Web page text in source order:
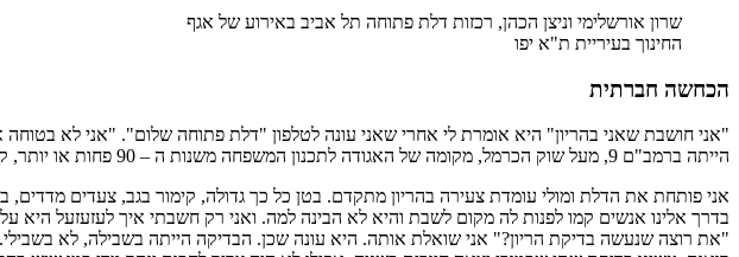
שרון אורשלימי וניצן הכהן, רכזות דלת פתוחה תל אביב באירוע של אגף
החינוך בעיריית ת"א יפו
הכחשה חברתית
"אני חושבת שאני בהריון" היא אומרת לי אחרי שאני עונה לטלפון "דלת פתוחה שלום". "אני לא
הייתה ברמב"ם 9, מעל שוק הכרמל, מקומה של האגודה לתכנון המשפחה משנות ה – 90 פחות או יותר, קומה רביעית בלי מעלית ואני רק התחלתי לרכז את דלת תל אביב.
אני פותחת את הדלת ומולי עומדת צעירה בהריון מתקדם. בטן כל כך גדולה, קימור בגב, צעדים
בדרך אלינו אנשים קמו לפנות לה מקום לשבת והיא לא הבינה למה. ואני רק חשבתי איך לעזעזעל
"את רוצה שנעשה בדיקת הריון?" אני שואלת אותה. היא עונה שכן. הבדיקה הייתה בשבילה, לא